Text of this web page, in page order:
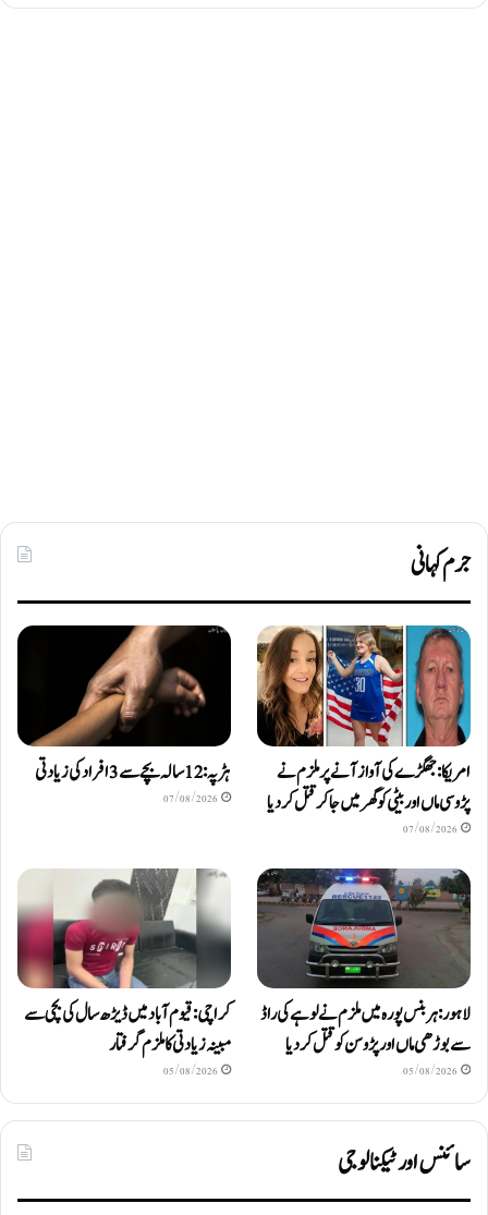
جرم کہانی
امریکا: جھگڑے کی آواز آنے پر ملزم نے
پڑوسی ماں اور بیٹی کو گھر میں جا کر قتل کر دیا
07/08/2026
ہڑپہ: 12 سالہ بچے سے 3 افراد کی زیادتی
07/08/2026
لاہور: ہربنس پورہ میں ملزم نے لوہے کی راڈ
سے بوڑھی ماں اور پڑوسن کو قتل کر دیا
05/08/2026
کراچی: قیوم آباد میں ڈیڑھ سال کی بچی سے
مبینہ زیادتی کا ملزم گرفتار
05/08/2026
سائنس اور ٹیکنالوجی